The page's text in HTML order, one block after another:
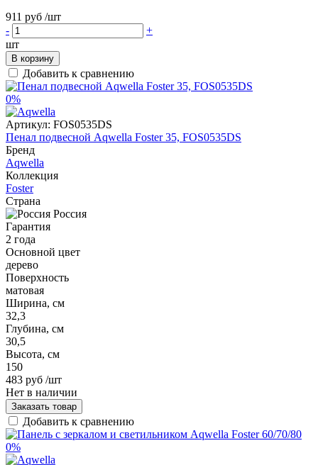
911 руб /шт
-
+
шт
В корзину
Добавить к сравнению
0%
Артикул: FOS0535DS
Пенал подвесной Aqwella Foster 35, FOS0535DS
Бренд
Aqwella
Коллекция
Foster
Страна
Россия
Гарантия
2 года
Основной цвет
дерево
Поверхность
матовая
Ширина, см
32,3
Глубина, см
30,5
Высота, см
150
483 руб /шт
Нет в наличии
Заказать товар
Добавить к сравнению
0%